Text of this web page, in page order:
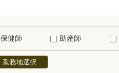
保健師 助産師
勤務地選択